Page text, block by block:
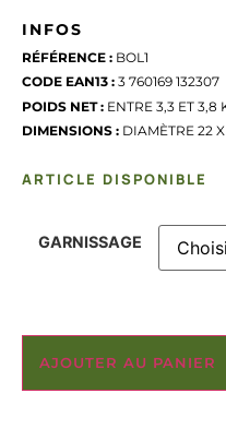
INFOS
RÉFÉRENCE : BOL1
CODE EAN13 : 3 760169 132307
POIDS NET : ENTRE 3,3 ET 3,8
DIMENSIONS : DIAMÈTRE 22
ARTICLE DISPONIBLE
GARNISSAGE
AJOUTER AU PANIER